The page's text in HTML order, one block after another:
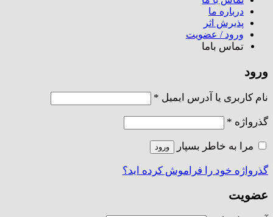
درباره ما
پذیرش اثر
ورود / عضویت
تماس باما
ورود
نام کاربری یا آدرس ایمیل *
گذرواژه *
مرا به خاطر بسپار ورود
گذرواژه خود را فراموش کرده اید؟
عضویت